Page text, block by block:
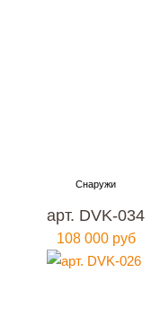
арт. DVK-034
108 000 руб